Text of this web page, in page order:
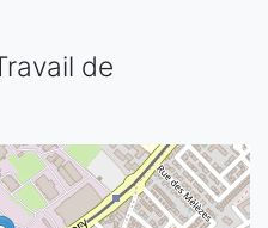
de